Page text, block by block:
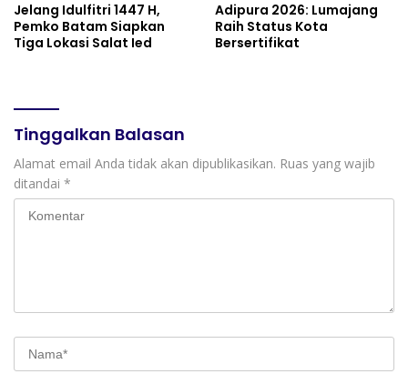
Jelang Idulfitri 1447 H,
Pemko Batam Siapkan
Tiga Lokasi Salat Ied
Adipura 2026: Lumajang
Raih Status Kota
Bersertifikat
Tinggalkan Balasan
Alamat email Anda tidak akan dipublikasikan. Ruas yang wajib
ditandai *